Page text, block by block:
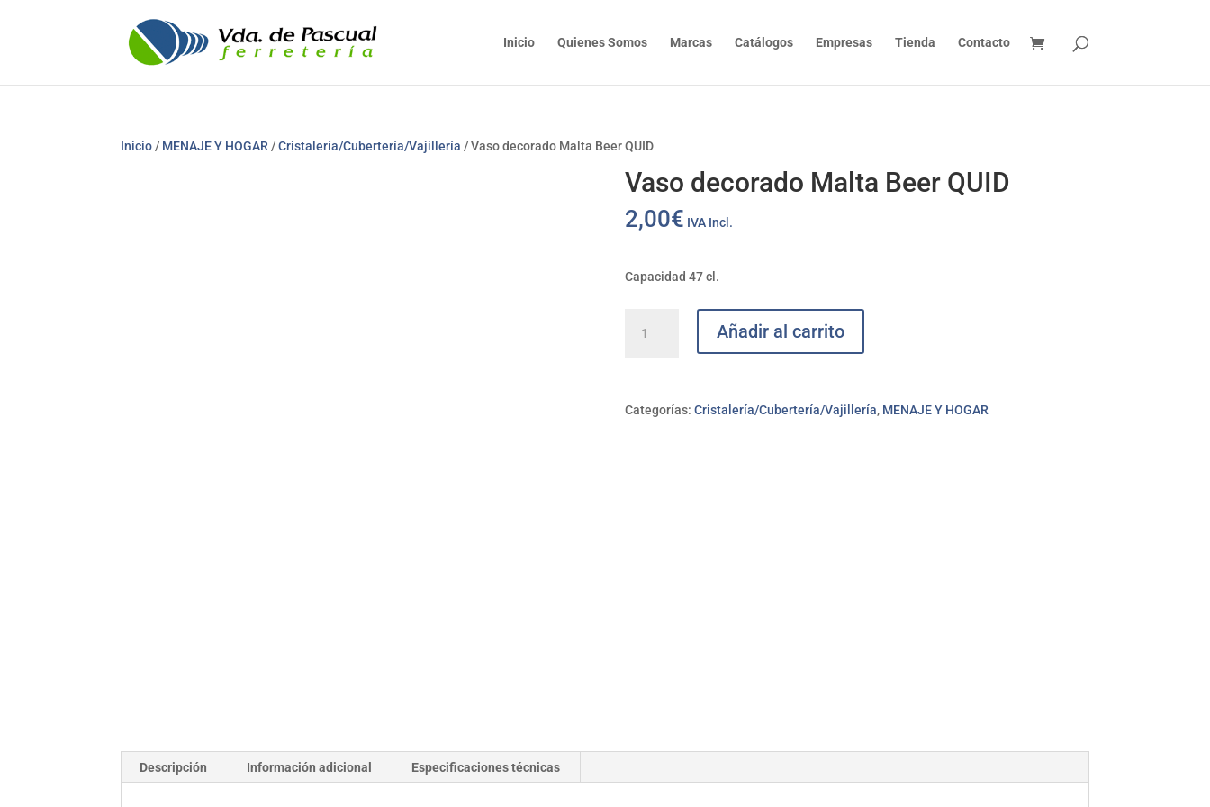
Inicio Quienes Somos Marcas Catálogos Empresas Tienda Contacto
Inicio / MENAJE Y HOGAR /Cristalería/Cubertería/Vajillería / Vaso decorado Malta Beer QUID
Vaso decorado Malta Beer QUID
2,00€ IVA Incl.
Capacidad 47 cl.
decorado
cantidad
Añadir al carrito
Categorías: Cristalería/Cubertería/Vajillería, MENAJE Y HOGAR
Descripción Información adicional Especificaciones técnicas